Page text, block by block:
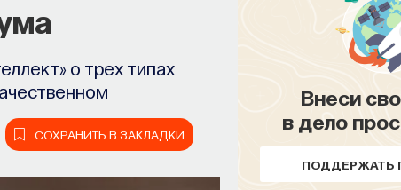
о трех типах
СОХРАНИТЬ В ЗАКЛАДКИ
Внеси
в дело
ПОДДЕРЖАТЬ